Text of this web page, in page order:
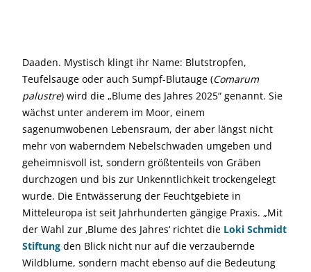
Daaden. Mystisch klingt ihr Name: Blutstropfen,
Teufelsauge oder auch Sumpf-Blutauge (Comarum
palustre) wird die „Blume des Jahres 2025“ genannt. Sie
wächst unter anderem im Moor, einem
sagenumwobenen Lebensraum, der aber längst nicht
mehr von waberndem Nebelschwaden umgeben und
geheimnisvoll ist, sondern größtenteils von Gräben
durchzogen und bis zur Unkenntlichkeit trockengelegt
wurde. Die Entwässerung der Feuchtgebiete in
Mitteleuropa ist seit Jahrhunderten gängige Praxis. „Mit
der Wahl zur ‚Blume des Jahres‘ richtet die Loki Schmidt
Stiftung den Blick nicht nur auf die verzaubernde
Wildblume, sondern macht ebenso auf die Bedeutung